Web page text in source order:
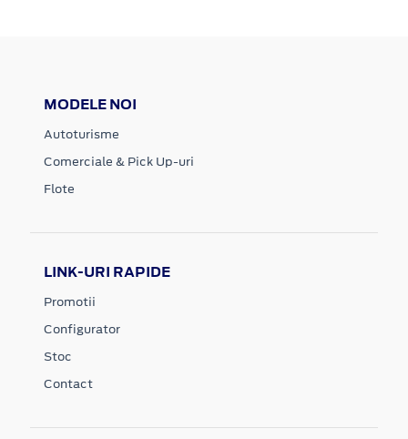
MODELE NOI
Autoturisme
Comerciale & Pick Up-uri
Flote
LINK-URI RAPIDE
Promotii
Configurator
Stoc
Contact